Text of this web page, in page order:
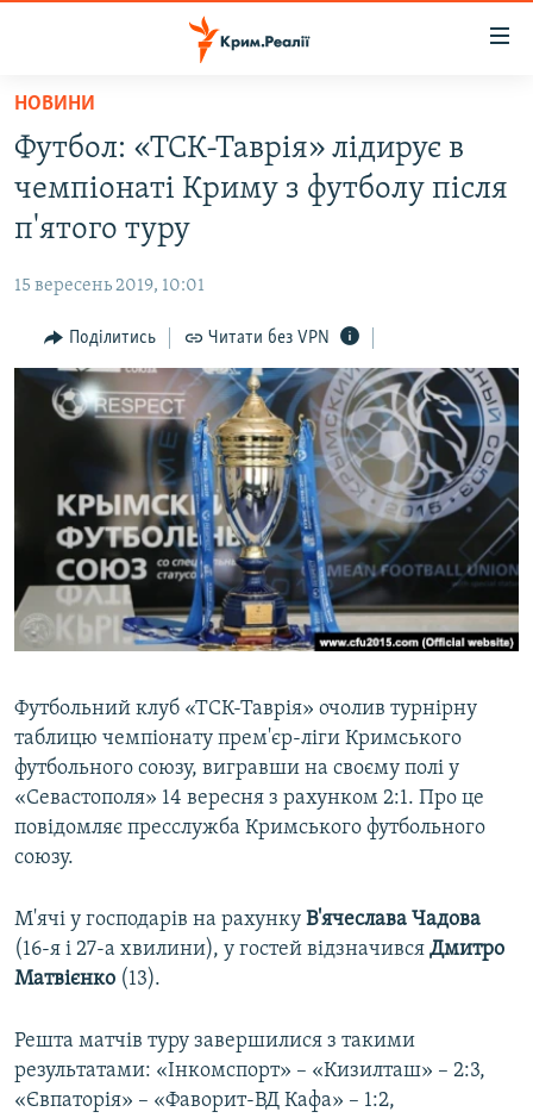
Перейти
основного
матеріалу
Перейти
до
основної
навігації
Перейти
до
пошуку
НОВИНИ
ВОДА.КРИМ
ВІДЕО ТА ФОТО
БЛОГИ
ПОГЛЯД
ІНТЕРВ'Ю
ВСЕ ЗА ДЕНЬ
СПЕЦПРОЕКТИ
ДЕПОРТАЦІЯ
ВІДЕОУРОКИ «ELIFBE»
СВІДЧЕННЯ ОКУПАЦІЇ
УКРАЇНСЬКА ПРОБЛЕМА КРИМУ
ЯК ОБІЙТИ БЛОКУВАННЯ
Русский
Qırımtatar
Усі сайти RFE/RL
НОВИНИ
Футбол: «ТСК-Таврія» лідирує в
чемпіонаті Криму з футболу після
п'ятого туру
15 вересень 2019, 10:01
Поділитись Читати без VPN
Футбольний клуб «ТСК-Таврія» очолив турнірну
таблицю чемпіонату прем'єр-ліги Кримського
футбольного союзу, вигравши на своєму полі у
«Севастополя» 14 вересня з рахунком 2:1. Про це
повідомляє пресслужба Кримського футбольного
союзу.
М'ячі у господарів на рахунку В'ячеслава Чадова
(16-я і 27-а хвилини), у гостей відзначився Дмитро
Матвієнко (13).
Решта матчів туру завершилися з такими
результатами: «Інкомспорт» – «Кизилташ» – 2:3,
«Євпаторія» – «Фаворит-ВД Кафа» – 1:2,